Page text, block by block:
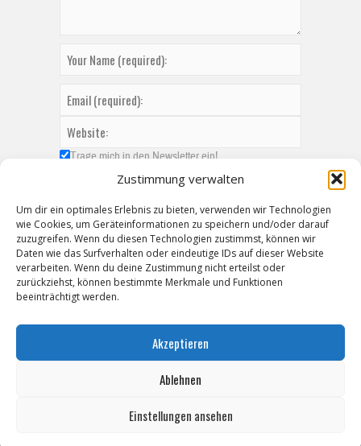
Zustimmung verwalten
Um dir ein optimales Erlebnis zu bieten, verwenden wir Technologien
wie Cookies, um Geräteinformationen zu speichern und/oder darauf
zuzugreifen. Wenn du diesen Technologien zustimmst, können wir
Daten wie das Surfverhalten oder eindeutige IDs auf dieser Website
verarbeiten. Wenn du deine Zustimmung nicht erteilst oder
zurückziehst, können bestimmte Merkmale und Funktionen
beeinträchtigt werden.
Akzeptieren
Ablehnen
Einstellungen ansehen
Trage mich in den Newsletter ein!
Copyright © 2026 ZeitzOnline, Reiner Eckel